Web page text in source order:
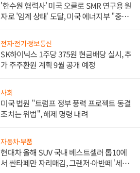
'한수원 협력사' 미국 오클로 SMR 연구용 원
자로 '임계 상태' 도달, 미국 에너지부 "중요
전자·전기·정보통신
SK하이닉스 1주당 375원 현금배당 실시, 추
가 주주환원 계획 9월 공개 예정
사회
미국 법원 "트럼프 정부 풍력 프로젝트 동결
조치는 위법", 해제 명령 내려
자동차·부품
현대차 올해 SUV 국내 베스트셀러 톱10에
서 싼타페만 자리매김, 그랜저·아반떼 '세단